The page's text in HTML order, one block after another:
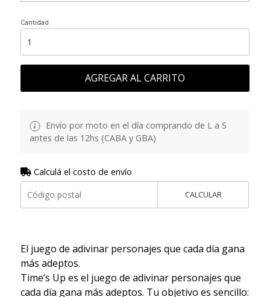
Cantidad
AGREGAR AL CARRITO
Envío por moto en el día comprando de L a S
antes de las 12hs (CABA y GBA)
Calculá el costo de envío
CALCULAR
El juego de adivinar personajes que cada día gana
más adeptos.
Time’s Up es el juego de adivinar personajes que
cada día gana más adeptos. Tu objetivo es sencillo: